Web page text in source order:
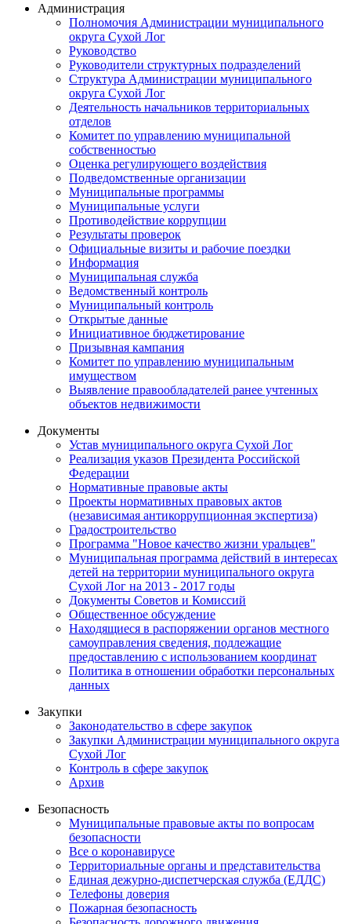
Администрация
Полномочия Администрации муниципального
округа Сухой Лог
Руководство
Руководители структурных подразделений
Структура Администрации муниципального
округа Сухой Лог
Деятельность начальников территориальных
отделов
Комитет по управлению муниципальной
собственностью
Оценка регулирующего воздействия
Подведомственные организации
Муниципальные программы
Муниципальные услуги
Противодействие коррупции
Результаты проверок
Официальные визиты и рабочие поездки
Информация
Муниципальная служба
Ведомственный контроль
Муниципальный контроль
Открытые данные
Инициативное бюджетирование
Призывная кампания
Комитет по управлению муниципальным
имуществом
Выявление правообладателей ранее учтенных
объектов недвижимости
Документы
Устав муниципального округа Сухой Лог
Реализация указов Президента Российской
Федерации
Нормативные правовые акты
Проекты нормативных правовых актов
(независимая антикоррупционная экспертиза)
Градостроительство
Программа "Новое качество жизни уральцев"
Муниципальная программа действий в интересах
детей на территории муниципального округа
Сухой Лог на 2013 - 2017 годы
Документы Советов и Комиссий
Общественное обсуждение
Находящиеся в распоряжении органов местного
самоуправления сведения, подлежащие
предоставлению с использованием координат
Политика в отношении обработки персональных
данных
Закупки
Законодательство в сфере закупок
Закупки Администрации муниципального округа
Сухой Лог
Контроль в сфере закупок
Архив
Безопасность
Муниципальные правовые акты по вопросам
безопасности
Все о коронавирусе
Территориальные органы и представительства
Единая дежурно-диспетчерская служба (ЕДДС)
Телефоны доверия
Пожарная безопасность